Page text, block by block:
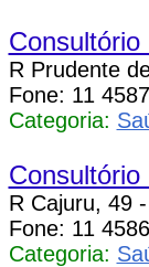
Consultório
R Prudente
Fone: 11
Categoria:
R Cajuru, 49
Fone: 11
Categoria: